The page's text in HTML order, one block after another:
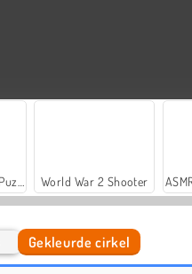
World War 2 Shooter
Gekleurde cirkel